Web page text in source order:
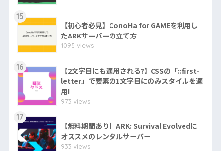
15
【初心者必見】ConoHa for GAMEを利用し
たARKサーバーの立て方
1095 views
16
【2文字目にも適用される?】CSSの「::first-
letter」で要素の1文字目にのみスタイルを適
用!
973 views
17
【無料期間あり】ARK: Survival Evolvedに
オススメのレンタルサーバー
933 views